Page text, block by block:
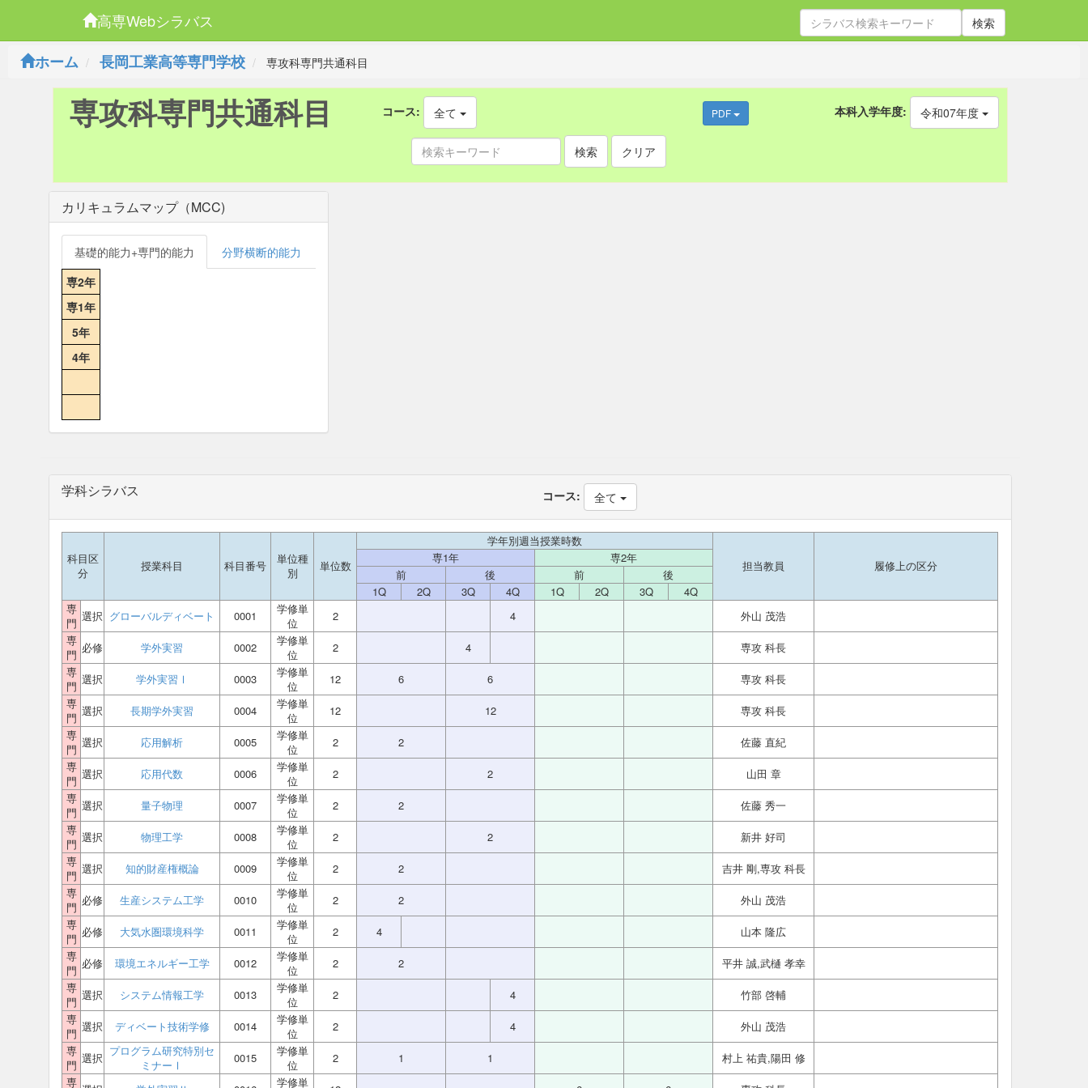
高専Webシラバス 検索
ホーム 長岡工業高等専門学校 専攻科専門共通科目
専攻科専門共通科目 コース: 全て
検索 クリア
PDF 本科入学年度: 令和07年度
カリキュラムマップ（MCC)
基礎的能力+専門的能力
分野横断的能力
専2年
専1年
5年
4年
学科シラバス コース: 全て
科目区
分
授業科目 科目番号
単位種
別
単位数
学年別週当授業時数
担当教員
履修上の区分
専1年
専2年
前
後 前
後
1Q
2Q 3Q 4Q 1Q 2Q 3Q
4Q
専
門 選択 グローバルディベート 0001
学修単
位
2 4
外山 茂浩
専
門 必修 学外実習 0002
学修単
位
2 4
専攻 科長
専
門 選択 学外実習Ⅰ 0003
学修単
位
12 6 6
専攻 科長
専
門 選択 長期学外実習 0004
学修単
位
12 12
専攻 科長
専
門 選択 応用解析 0005
学修単
位
2 2
佐藤 直紀
専
門 選択 応用代数 0006
学修単
位
2 2
山田 章
専
門 選択 量子物理 0007
学修単
位
2 2
佐藤 秀一
専
門 選択 物理工学 0008
学修単
位
2 2
新井 好司
専
門 選択 知的財産権概論 0009
学修単
位
2 2
吉井 剛,専攻 科長
専
門 必修 生産システム工学 0010
学修単
位
2 2
外山 茂浩
専
門 必修 大気水圏環境科学 0011
学修単
位
2 4
山本 隆広
専
門 必修 環境エネルギー工学 0012
学修単
位
2 2
平井 誠,武樋 孝幸
専
門 選択 システム情報工学 0013
学修単
位
2 4
竹部 啓輔
専
門 選択 ディベート技術学修 0014
学修単
位
2 4
外山 茂浩
専
門 選択 プログラム研究特別セ
ミナーⅠ
0015
学修単
位
2 1 1
村上 祐貴,陽田 修
専
学修単